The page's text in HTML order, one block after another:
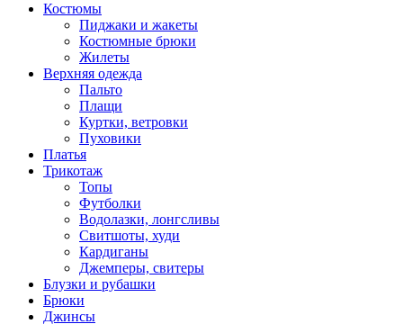
Костюмы
Пиджаки и жакеты
Костюмные брюки
Жилеты
Верхняя одежда
Пальто
Плащи
Куртки, ветровки
Пуховики
Платья
Трикотаж
Топы
Футболки
Водолазки, лонгсливы
Свитшоты, худи
Кардиганы
Джемперы, свитеры
Блузки и рубашки
Брюки
Джинсы